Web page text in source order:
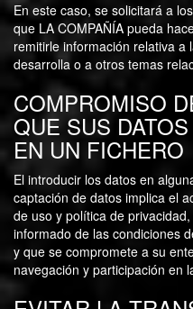
En este caso, se solicitará a
que LA COMPAÑÍA pueda
remitirle información relativa a
desarrolla o a otros temas
COMPROMISO
QUE SUS
EN UN FICHERO
El introducir los datos en
captación de datos implica el
de uso y política de
informado de las condiciones
y que se compromete a su
navegación y participación en